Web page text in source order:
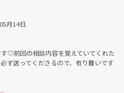
月14日
♡前回の相談内容を覚えていてくれた
ず送ってくださるので、有り難いです